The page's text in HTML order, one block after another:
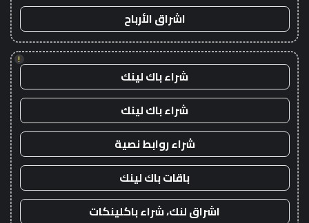
اشراق الأرباح
!
شراء باك لينك
شراء باك لينك
شراء روابط نصية
باقات باك لينك
اشراق لنك، شراء باكلينكات